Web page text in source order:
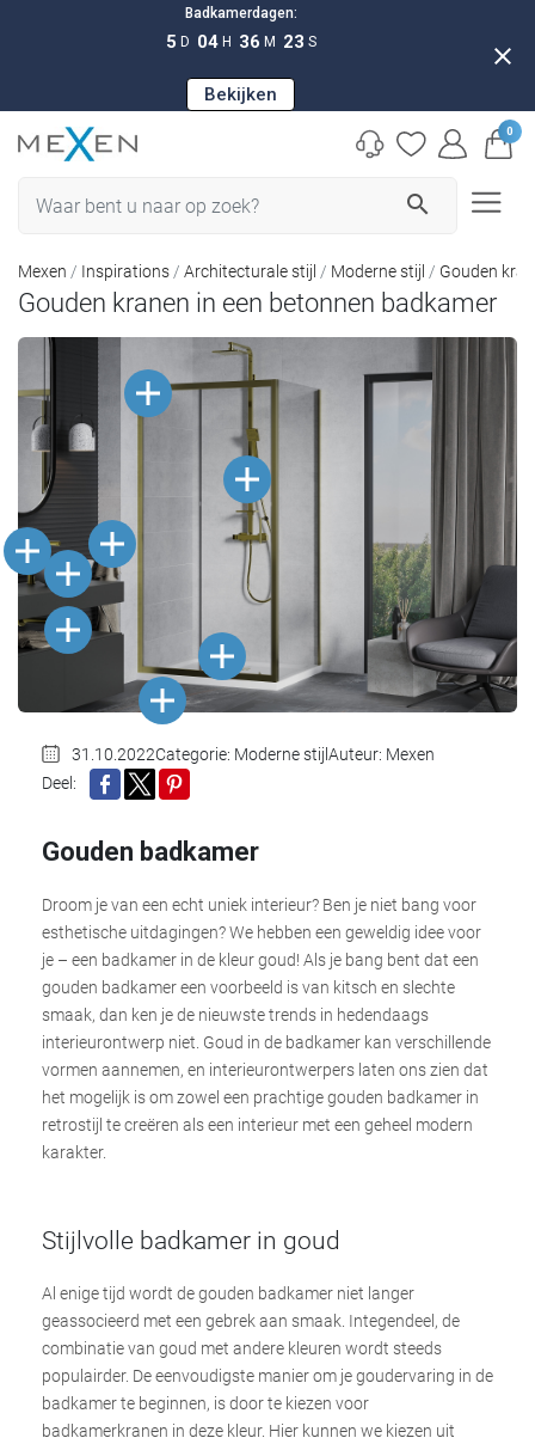
Badkamerdagen:
5 D 04 H 36 M 23 S
Bekijken
close
search
0
Mexen Inspirations Architecturale stijl Moderne stijl Gouden
Gouden kranen in een betonnen badkamer
31.10.2022Categorie: Moderne stijlAuteur: Mexen
Deel:
Gouden badkamer
Droom je van een echt uniek interieur? Ben je niet bang voor
esthetische uitdagingen? We hebben een geweldig idee voor
je – een badkamer in de kleur goud! Als je bang bent dat een
gouden badkamer een voorbeeld is van kitsch en slechte
smaak, dan ken je de nieuwste trends in hedendaags
interieurontwerp niet. Goud in de badkamer kan verschillende
vormen aannemen, en interieurontwerpers laten ons zien dat
het mogelijk is om zowel een prachtige gouden badkamer in
retrostijl te creëren als een interieur met een geheel modern
karakter.
Stijlvolle badkamer in goud
Al enige tijd wordt de gouden badkamer niet langer
geassocieerd met een gebrek aan smaak. Integendeel, de
combinatie van goud met andere kleuren wordt steeds
populairder. De eenvoudigste manier om je goudervaring in de
badkamer te beginnen, is door te kiezen voor
badkamerkranen in deze kleur. Hier kunnen we kiezen uit